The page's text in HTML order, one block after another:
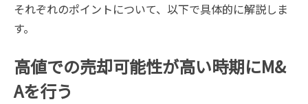
それぞれのポイントについて、以下で具体的に解説しま
す。
高値での売却可能性が高い時期にM&
Aを行う